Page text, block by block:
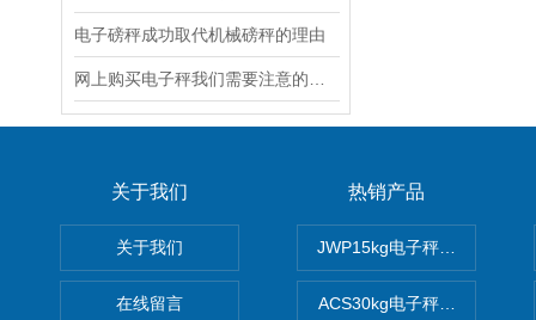
电子磅秤成功取代机械磅秤的理由
关于我们
关于我们
在线留言
热销产品
JWP15kg电子秤价格,15公
ACS30kg电子秤价格,30公